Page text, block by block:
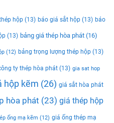
hộp (13) báo giá sắt hộp (13) báo
(13) bảng giá thép hòa phát (16)
(12) bảng trọng lượng thép hộp (13)
ty thép hòa phát (13) gia sat hop
hộp kẽm (26) giá sắt hòa phát
hòa phát (23) giá thép hộp
ống mạ kẽm (12) giá ống thép mạ